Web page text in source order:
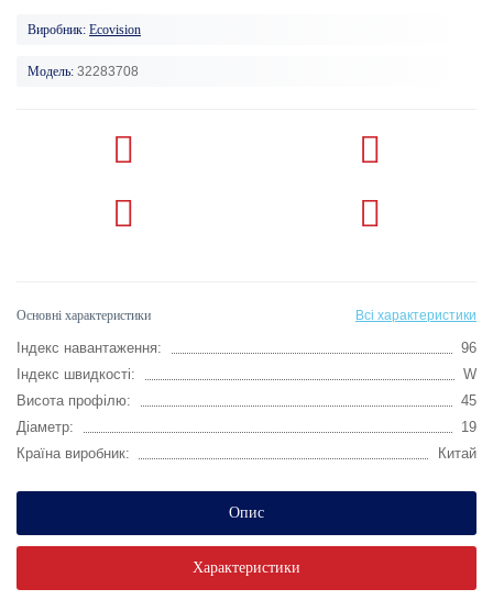
Виробник: Ecovision
Модель: 32283708
Основні характеристики Всі характеристики
Індекс навантаження:
96
Індекс швидкості:
W
Висота профілю:
45
Діаметр:
19
Країна виробник:
Китай
Опис
Характеристики